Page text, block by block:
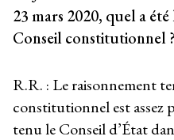
23 mars 2020, quel a
Conseil constitutionnel ?
R.R. : Le raisonnement
constitutionnel est assez
tenu le Conseil d’État